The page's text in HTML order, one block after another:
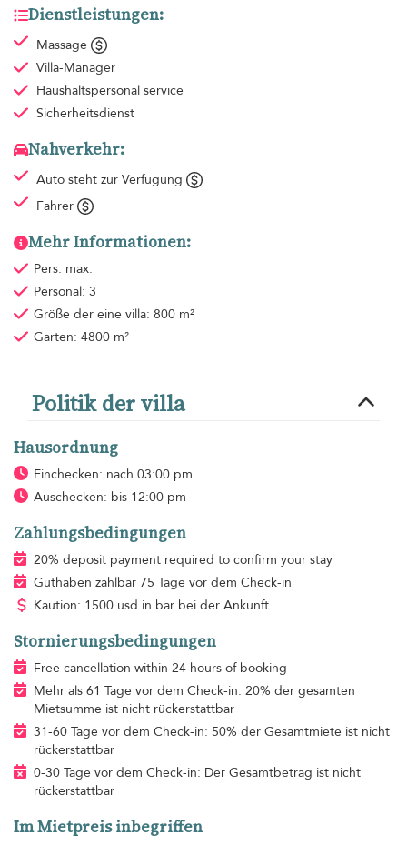
Dienstleistungen:
Massage
Villa-Manager
Haushaltspersonal service
Sicherheitsdienst
Nahverkehr:
Auto steht zur Verfügung
Fahrer
Mehr Informationen:
Pers. max.
Personal: 3
Größe der eine villa: 800 m²
Garten: 4800 m²
Politik der villa
Hausordnung
Einchecken: nach 03:00 pm
Auschecken: bis 12:00 pm
Zahlungsbedingungen
20% deposit payment required to confirm your stay
Guthaben zahlbar 75 Tage vor dem Check-in
Kaution: 1500 usd in bar bei der Ankunft
Stornierungsbedingungen
Free cancellation within 24 hours of booking
Mehr als 61 Tage vor dem Check-in: 20% der gesamten
Mietsumme ist nicht rückerstattbar
31-60 Tage vor dem Check-in: 50% der Gesamtmiete ist nicht
rückerstattbar
0-30 Tage vor dem Check-in: Der Gesamtbetrag ist nicht
rückerstattbar
Im Mietpreis inbegriffen